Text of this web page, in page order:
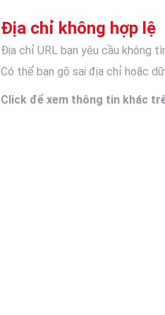
Địa chỉ không hợp lệ
Địa chỉ URL bạn yêu cầu không
Có thể bạn gõ sai địa chỉ hoặc
Click để xem thông tin khác